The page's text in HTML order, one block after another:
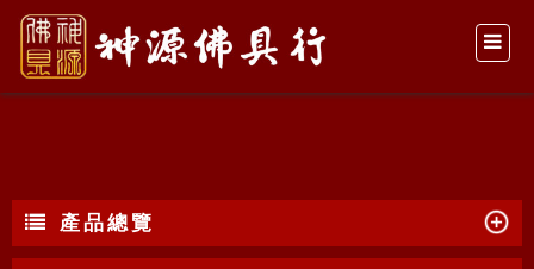
脫椅神像(軟身)
產品總覽